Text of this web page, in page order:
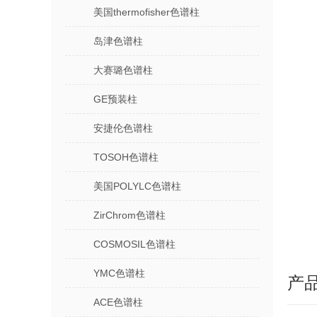
美国thermofisher色谱柱
岛津色谱柱
大赛璐色谱柱
GE预装柱
安捷伦色谱柱
TOSOH色谱柱
美国POLYLC色谱柱
ZirChrom色谱柱
COSMOSIL色谱柱
YMC色谱柱
ACE色谱柱
产